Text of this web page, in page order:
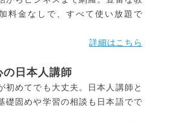
料金なしで、すべて使い放題で
詳細はこちら
の日本人講師
初めてでも大丈夫。日本人講師と
礎固めや学習の相談も日本語でで